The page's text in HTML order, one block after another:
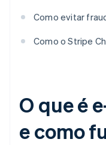
Como evitar
Como o Stripe
O que é
e como